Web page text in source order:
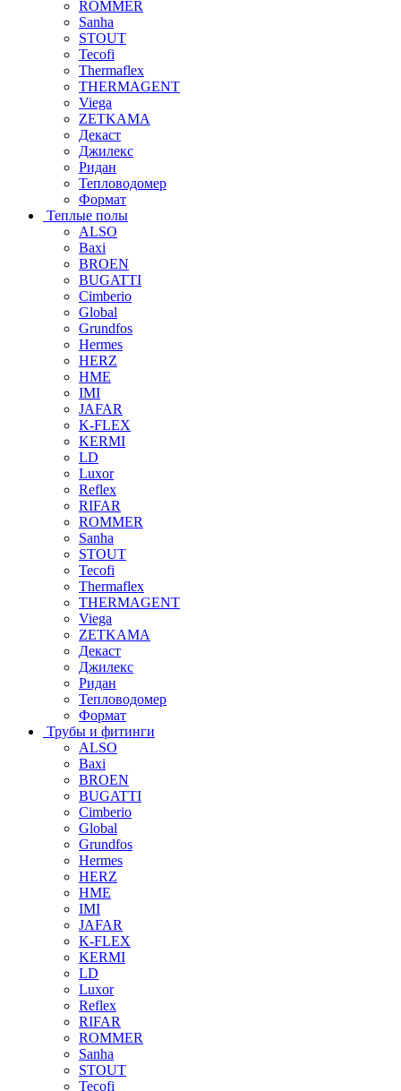
ROMMER
Sanha
STOUT
Tecofi
Thermaflex
THERMAGENT
Viega
ZETKAMA
Декаст
Джилекс
Ридан
Тепловодомер
Формат
Теплые полы
ALSO
Baxi
BROEN
BUGATTI
Cimberio
Global
Grundfos
Hermes
HERZ
HME
IMI
JAFAR
K-FLEX
KERMI
LD
Luxor
Reflex
RIFAR
ROMMER
Sanha
STOUT
Tecofi
Thermaflex
THERMAGENT
Viega
ZETKAMA
Декаст
Джилекс
Ридан
Тепловодомер
Формат
Трубы и фитинги
ALSO
Baxi
BROEN
BUGATTI
Cimberio
Global
Grundfos
Hermes
HERZ
HME
IMI
JAFAR
K-FLEX
KERMI
LD
Luxor
Reflex
RIFAR
ROMMER
Sanha
STOUT
Tecofi